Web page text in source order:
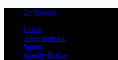
24 గంటలు
Crime
entertainment
Sports
అంతర్జాతీయం